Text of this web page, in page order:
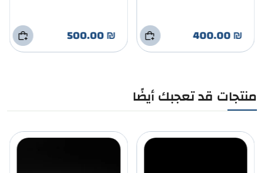
₪ 400.00
₪ 500.00
منتجات قد تعجبك أيضًا